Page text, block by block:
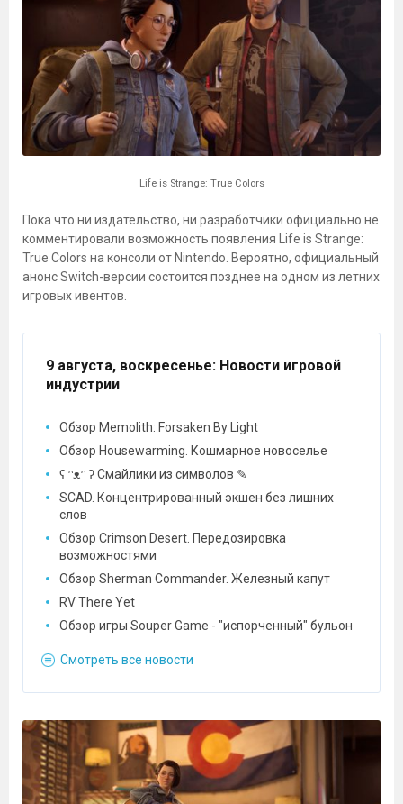
Life is Strange: True Colors
Пока что ни издательство, ни разработчики официально не
комментировали возможность появления Life is Strange:
True Colors на консоли от Nintendo. Вероятно, официальный
анонс Switch-версии состоится позднее на одном из летних
игровых ивентов.
9 августа, воскресенье: Новости игровой
индустрии
Обзор Memolith: Forsaken By Light
Обзор Housewarming. Кошмарное новоселье
ʕ ᵔᴥᵔ ʔ Смайлики из символов ✎
SCAD. Концентрированный экшен без лишних
слов
Обзор Crimson Desert. Передозировка
возможностями
Обзор Sherman Commander. Железный капут
RV There Yet
Обзор игры Souper Game - "испорченный" бульон
Смотреть все новости